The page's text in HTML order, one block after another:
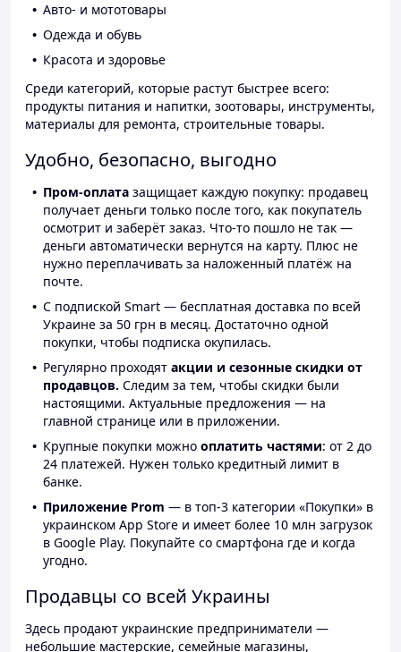
Авто- и мототовары
Одежда и обувь
Красота и здоровье
Среди категорий, которые растут быстрее всего:
продукты питания и напитки, зоотовары, инструменты,
материалы для ремонта, строительные товары.
Удобно, безопасно, выгодно
Пром-оплата защищает каждую покупку: продавец
получает деньги только после того, как покупатель
осмотрит и заберёт заказ. Что-то пошло не так —
деньги автоматически вернутся на карту. Плюс не
нужно переплачивать за наложенный платёж на
почте.
С подпиской Smart — бесплатная доставка по всей
Украине за 50 грн в месяц. Достаточно одной
покупки, чтобы подписка окупилась.
Регулярно проходят акции и сезонные скидки от
продавцов. Следим за тем, чтобы скидки были
настоящими. Актуальные предложения — на
главной странице или в приложении.
Крупные покупки можно оплатить частями: от 2 до
24 платежей. Нужен только кредитный лимит в
банке.
Приложение Prom — в топ-3 категории «Покупки» в
украинском App Store и имеет более 10 млн загрузок
в Google Play. Покупайте со смартфона где и когда
угодно.
Продавцы со всей Украины
Здесь продают украинские предприниматели —
небольшие мастерские, семейные магазины,